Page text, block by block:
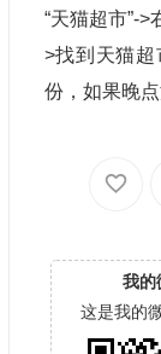
“天猫超市”-
>找到天猫
份，如果晚
我的
这是我的